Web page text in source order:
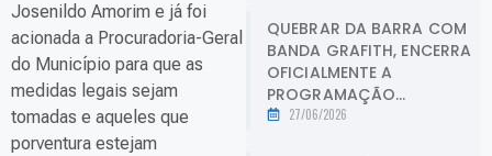
Josenildo Amorim e já foi
acionada a Procuradoria-Geral
do Município para que as
medidas legais sejam
tomadas e aqueles que
porventura estejam
QUEBRAR DA BARRA COM
BANDA GRAFITH, ENCERRA
OFICIALMENTE A
PROGRAMAÇÃO...
27/06/2026